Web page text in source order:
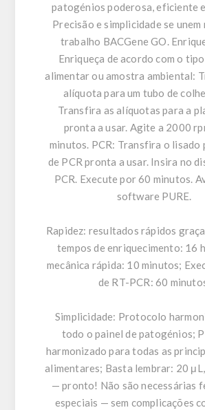
patogénios poderosa, eficiente
Precisão e simplicidade se
trabalho BACGene GO.
Enriqueça de acordo com o
alimentar ou amostra ambiental:
alíquota para um tubo de
Transfira as alíquotas para a
pronta a usar. Agite a 2000
minutos. PCR: Transfira o lisado
de PCR pronta a usar. Insira no
PCR. Execute por 60 minutos.
software PURE.
Rapidez: resultados rápidos
tempos de enriquecimento: 16
mecânica rápida: 10 minutos;
de RT-PCR: 60
Simplicidade: Protocolo
todo o painel de patogénios;
harmonizado para todas as
alimentares; Basta lembrar: 20
— pronto! Não são necessárias
especiais — sem complicações